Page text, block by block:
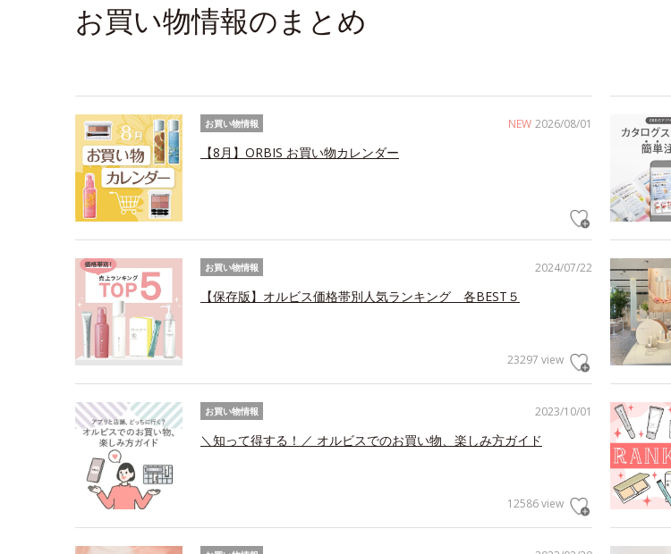
お買い物情報のまとめ
NEW 2026/08/01
お買い物情報
【8月】ORBIS お買い物カレンダー
2024/07/22
お買い物情報
【保存版】オルビス価格帯別人気ランキング 各BEST５
23297 view
2023/10/01
お買い物情報
＼知って得する！／ オルビスでのお買い物、楽しみ方ガイド
12586 view